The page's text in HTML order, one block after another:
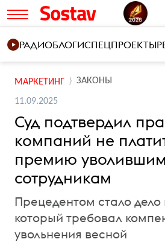
РАДИОБЛОГИСПЕЦПРОЕКТЫ
МАРКЕТИНГ ЗАКОНЫ
11.09.2025
Суд подтвердил
компаний не
премию
сотрудникам
Прецедентом стало
который требовал
увольнения весной